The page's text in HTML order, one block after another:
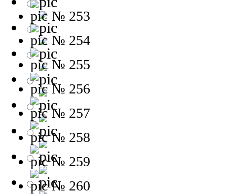
№ 253
№ 254
№ 255
№ 256
№ 257
№ 258
№ 259
№ 260